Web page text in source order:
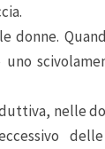
donne.
uno
nelle